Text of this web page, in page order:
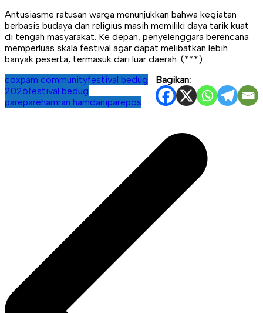
Antusiasme ratusan warga menunjukkan bahwa kegiatan
berbasis budaya dan religius masih memiliki daya tarik kuat
di tengah masyarakat. Ke depan, penyelenggara berencana
memperluas skala festival agar dapat melibatkan lebih
banyak peserta, termasuk dari luar daerah. (***)
Bagikan:
coxpam communityfestival bedug
2026festival bedug
pareparehamran hamdaniparepos